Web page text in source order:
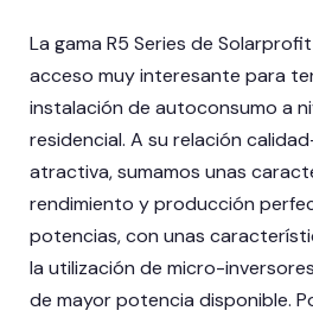
La gama R5 Series de
acceso muy interesante para
instalación de autoconsumo a
residencial. A su relación
atractiva, sumamos unas
rendimiento y producción
potencias, con unas
la utilización de micro-
de mayor potencia disponible.